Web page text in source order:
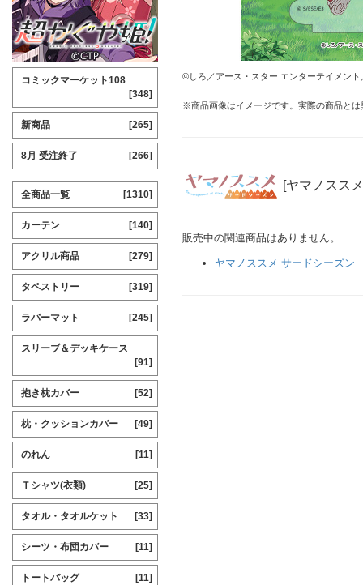
©しろ／アース・スター エンターテイメン
※商品画像はイメージです。実際の商品と
[ヤマノスス
販売中の関連商品はありません。
ヤマノススメ サードシーズン
コミックマーケット108
[348]
新商品 [265]
8月 受注終了 [266]
全商品一覧 [1310]
カーテン [140]
アクリル商品 [279]
タペストリー [319]
ラバーマット [245]
スリーブ＆デッキケース
[91]
抱き枕カバー [52]
枕・クッションカバー [49]
のれん [11]
Ｔシャツ(衣類) [25]
タオル・タオルケット [33]
シーツ・布団カバー [11]
トートバッグ [11]